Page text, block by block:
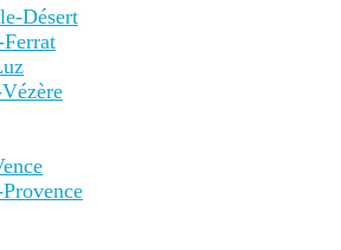
Désert
Ferrat